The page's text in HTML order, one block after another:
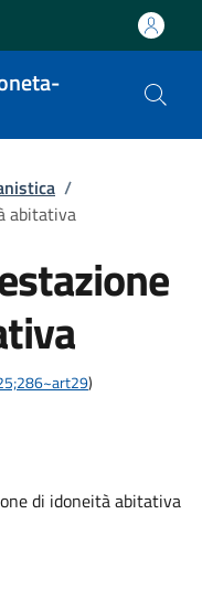
/
abitativa
)
di idoneità abitativa